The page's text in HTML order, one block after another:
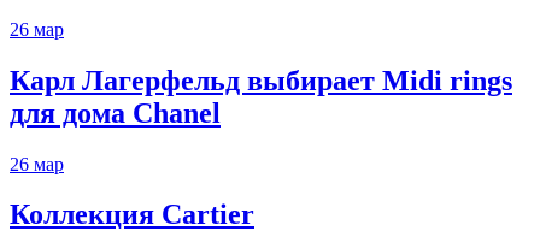
26 мар
Карл Лагерфельд выбирает Midi rings
для дома Chanel
26 мар
Коллекция Cartier